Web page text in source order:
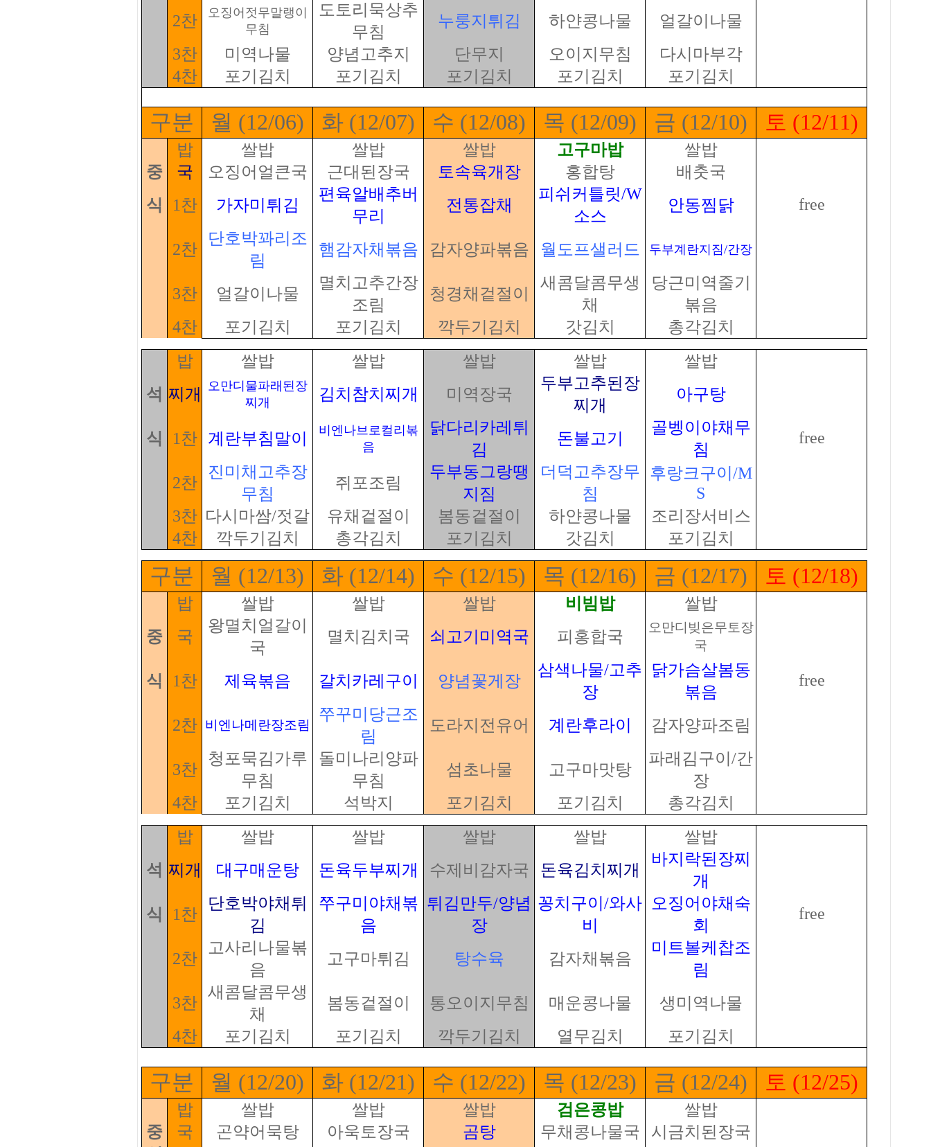
2찬
오징어젓무말랭이
무침
도토리묵상추
무침
누룽지튀김 하얀콩나물
얼갈이나물
3찬
미역나물 양념고추지 단무지 오이지무침
다시마부각
4찬
포기김치 포기김치 포기김치 포기김치 포기김치
구분 월 (12/06) 화 (12/07) 수 (12/08) 목 (12/09) 금 (12/10) 토 (12/11)
밥 쌀밥 쌀밥 쌀밥 고구마밥
쌀밥
중
국 오징어얼큰국 근대된장국 토속육개장 홍합탕
배춧국
식
1찬 가자미튀김
편육알배추버
무리
전통잡채
피쉬커틀릿/W
소스
안동찜닭 free
2찬
단호박꽈리조
림
햄감자채볶음 감자양파볶음 월도프샐러드 두부계란지짐/간장
3찬 얼갈이나물
멸치고추간장
조림
청경채겉절이
새콤달콤무생
채
당근미역줄기
볶음
4찬
포기김치 포기김치 깍두기김치 갓김치
총각김치
밥
쌀밥 쌀밥 쌀밥 쌀밥
쌀밥
석 찌개
오만디물파래된장
찌개
김치참치찌개 미역장국
두부고추된장
찌개
아구탕
식 1찬 계란부침말이
비엔나브로컬리볶
음
닭다리카레튀
김
돈불고기
골벵이야채무
침
free
2찬
진미채고추장
무침
쥐포조림
두부동그랑땡
지짐
더덕고추장무
침
후랑크구이/M
S
3찬 다시마쌈/젓갈 유채겉절이 봄동겉절이 하얀콩나물
조리장서비스
4찬
깍두기김치 총각김치 포기김치 갓김치 포기김치
구분 월 (12/13) 화 (12/14) 수 (12/15) 목 (12/16) 금 (12/17) 토 (12/18)
밥 쌀밥 쌀밥 쌀밥 비빔밥
쌀밥
중
국
왕멸치얼갈이
국
멸치김치국 쇠고기미역국 피홍합국
오만디빚은무토장
국
식 1찬 제육볶음 갈치카레구이 양념꽃게장
삼색나물/고추
장
닭가슴살봄동
볶음
free
2찬 비엔나메란장조림
쭈꾸미당근조
림
도라지전유어 계란후라이 감자양파조림
3찬
청포묵김가루
무침
돌미나리양파
무침
섬초나물 고구마맛탕
파래김구이/간
장
4찬
포기김치 석박지 포기김치 포기김치
총각김치
밥
쌀밥 쌀밥 쌀밥 쌀밥
쌀밥
석 찌개 대구매운탕 돈육두부찌개 수제비감자국 돈육김치찌개
바지락된장찌
개
식
1찬
단호박야채튀
김
쭈구미야채볶
음
튀김만두/양념
장
꽁치구이/와사
비
오징어야채숙
회
free
2찬
고사리나물볶
음
고구마튀김 탕수육 감자채볶음
미트볼케찹조
림
3찬
새콤달콤무생
채
봄동겉절이 통오이지무침 매운콩나물
생미역나물
4찬
포기김치 포기김치 깍두기김치 열무김치 포기김치
구분 월 (12/20) 화 (12/21) 수 (12/22) 목 (12/23) 금 (12/24) 토 (12/25)
밥 쌀밥 쌀밥 쌀밥 검은콩밥
쌀밥
중
국 곤약어묵탕 아욱토장국 곰탕 무채콩나물국
시금치된장국